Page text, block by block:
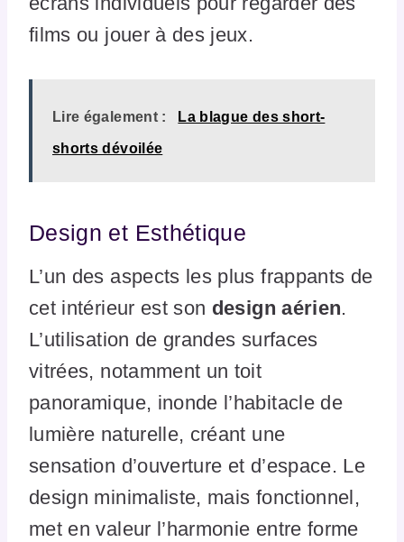
films ou jouer à des jeux.
Lire également : La blague des short-
shorts dévoilée
Design et Esthétique
L’un des aspects les plus frappants de
cet intérieur est son design aérien.
L’utilisation de grandes surfaces
vitrées, notamment un toit
panoramique, inonde l’habitacle de
lumière naturelle, créant une
sensation d’ouverture et d’espace. Le
design minimaliste, mais fonctionnel,
met en valeur l’harmonie entre forme